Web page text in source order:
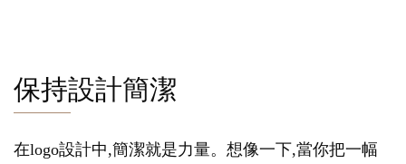
保持設計簡潔
在logo設計中,簡潔就是力量。想像一下,當你把一幅